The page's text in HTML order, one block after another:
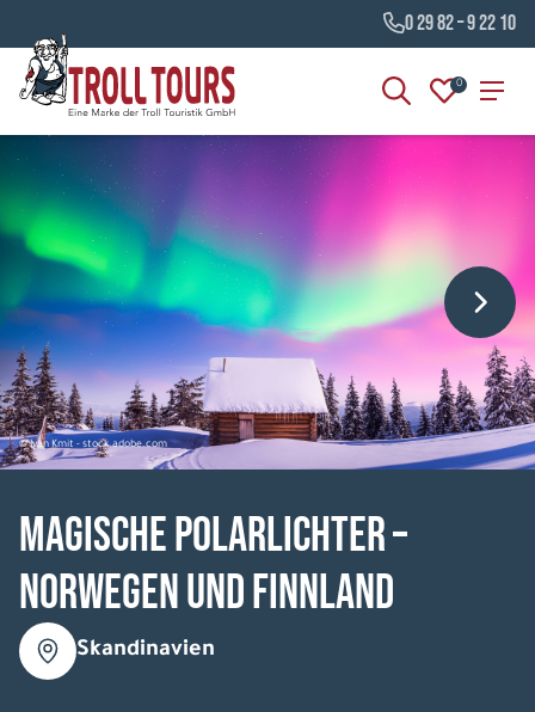
0 29 82 – 9 22 10
0
© Ivan Kmit - stock.adobe.com
MAGISCHE POLARLICHTER –
NORWEGEN UND FINNLAND
Skandinavien